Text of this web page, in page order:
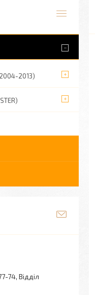
2013)
74 Відділ